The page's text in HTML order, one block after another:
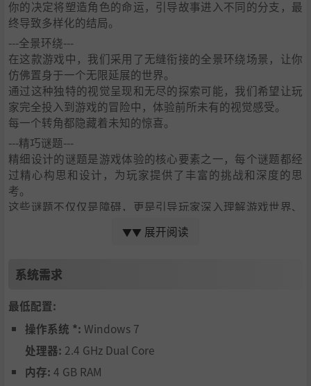
你的决定将塑造角色的命运，引导故事进入不同的分支，最
终导致多样化的结局。
---全景环绕---
在这款游戏中，我们采用了无缝衔接的全景环绕场景，让你
仿佛置身于一个无限延展的世界。
通过这种独特的视觉呈现和无尽的探索可能，我们希望让玩
家完全投入到游戏的冒险中，体验前所未有的视觉感受。
每一个转角都隐藏着未知的惊喜。
---精巧谜题---
精细设计的谜题是游戏体验的核心要素之一，每个谜题都经
过精心构思和设计，为玩家提供了丰富的挑战和深度的思
考。
这些谜题不仅仅是障碍，更是引导玩家深入理解游戏世界、
▼▼ 展开阅读
系统需求
最低配置:
操作系统 *: Windows 7
处理器: 2.4 GHz Dual Core
内存: 4 GB RAM